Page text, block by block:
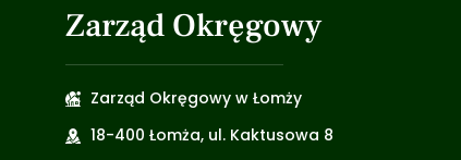
Zarząd Okręgowy
Zarząd Okręgowy w Łomży
18-400 Łomża, ul. Kaktusowa 8